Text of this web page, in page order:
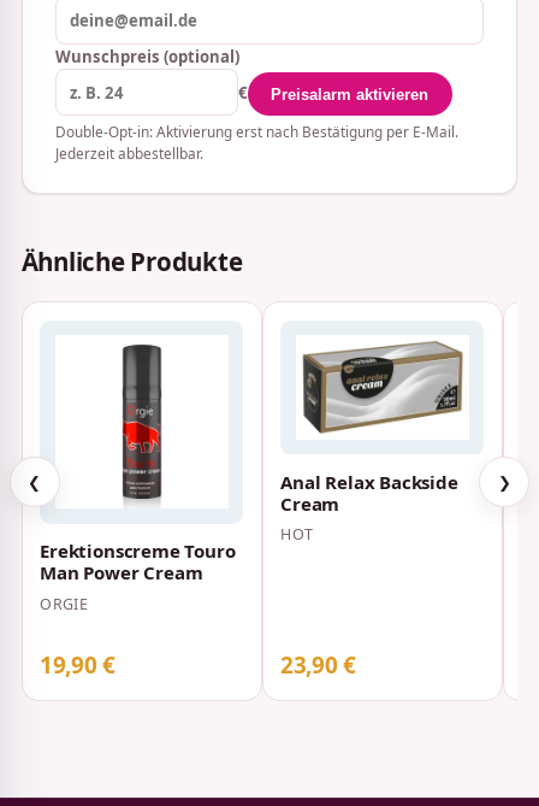
Wunschpreis (optional)
€
Preisalarm aktivieren
Double-Opt-in: Aktivierung erst nach Bestätigung per E-Mail.
Jederzeit abbestellbar.
Ähnliche Produkte
❮
Erektionscreme Touro
Man Power Cream
ORGIE
19,90 €
Anal Relax Backside
Cream
HOT
23,90 €
❯